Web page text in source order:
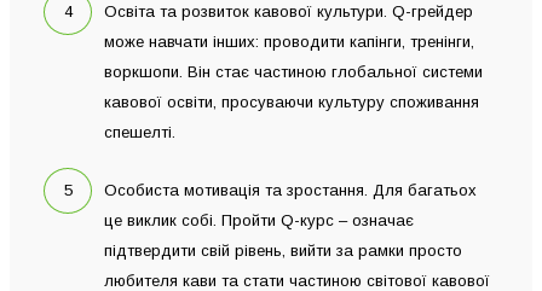
Освіта та розвиток кавової культури. Q-грейдер
може навчати інших: проводити капінги, тренінги,
воркшопи. Він стає частиною глобальної системи
кавової освіти, просуваючи культуру споживання
спешелті.
Особиста мотивація та зростання. Для багатьох
це виклик собі. Пройти Q-курс – означає
підтвердити свій рівень, вийти за рамки просто
любителя кави та стати частиною світової кавової